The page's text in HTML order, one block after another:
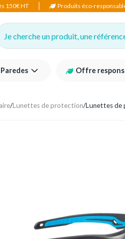
150€ HT Produits éco-
Je cherche un produit, une référence
Offre
/Lunettes de protection/Lunettes de